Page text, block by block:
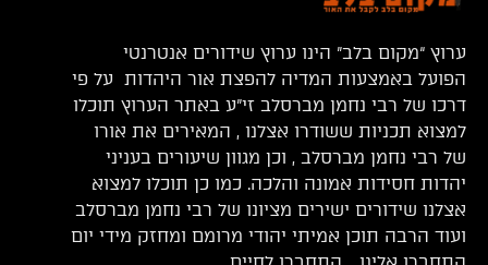
ערוץ “מקום בלב” הינו ערוץ שידורים אנטרנטי
הפועל באמצעות המדיה להפצת אור היהדות על פי
דרכו של רבי נחמן מברסלב זי”ע באתר הערוץ תוכלו
למצוא תכניות ששודרו אצלנו , המאירים את אורו
של רבי נחמן מברסלב , וכן מגוון שיעורים בעניני
יהדות חסידות אמונה והלכה. כמו כן תוכלו למצוא
אצלנו שידורים ישירים מציונו של רבי נחמן מברסלב
ועוד הרבה תוכן אמיתי יהודי מרומם ומחזק מידי יום